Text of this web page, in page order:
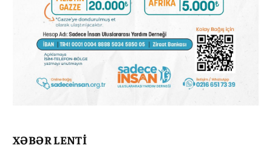
XƏBƏR LENTİ